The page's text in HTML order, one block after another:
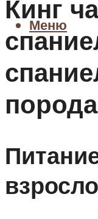
Меню
Кинг